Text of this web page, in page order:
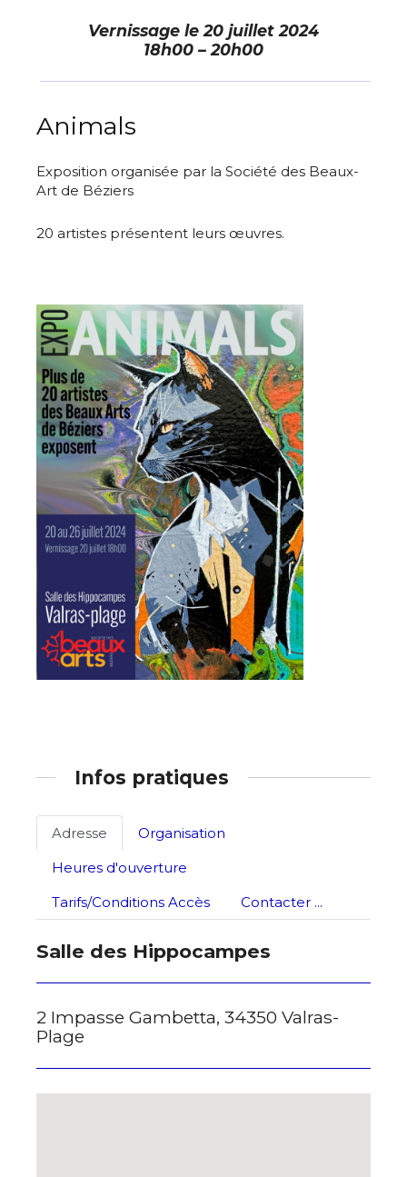
Adresse email*
Prénom
Statut / Organisation
J'accepte lestermes et conditions
Nom
Prénom
Statut / Organisation
J'accepte les
Vernissage le20 juillet 2024
18h00 – 20h00
Animals
Exposition organisée par la Société des Beaux-
Art de Béziers
20 artistes présentent leurs œuvres.
Infos pratiques
Adresse
Organisation
Heures d'ouverture
Tarifs/Conditions Accès
Contacter ...
Salle des Hippocampes
2 Impasse Gambetta, 34350 Valras-
Plage